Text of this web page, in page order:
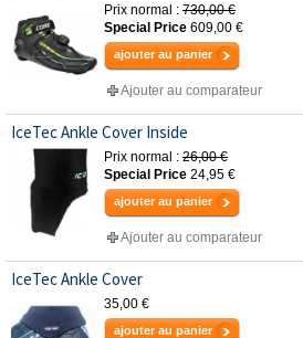
Prix normal : 730,00 €
Special Price 609,00 €
ajouter au panier
Ajouter au comparateur
IceTec Ankle Cover Inside
Prix normal : 26,00 €
Special Price 24,95 €
ajouter au panier
Ajouter au comparateur
IceTec Ankle Cover
35,00 €
ajouter au panier